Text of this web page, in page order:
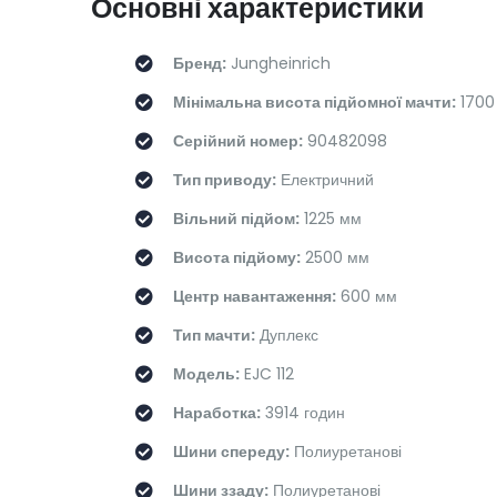
Основні характеристики
Бренд: Jungheinrich
Мінімальна висота підйомної мачти:
Серійний номер: 90482098
Тип приводу: Електричний
Вільний підйом: 1225 мм
Висота підйому: 2500 мм
Центр навантаження: 600 мм
Тип мачти: Дуплекс
Модель: EJC 112
Наработка: 3914 годин
Шини спереду: Полиуретанові
Шини ззаду: Полиуретанові